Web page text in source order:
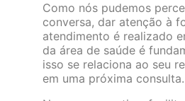
Como nós pudemos
conversa, dar atenção à
atendimento é realizado
da área de saúde é
isso se relaciona ao seu
em uma próxima consulta.